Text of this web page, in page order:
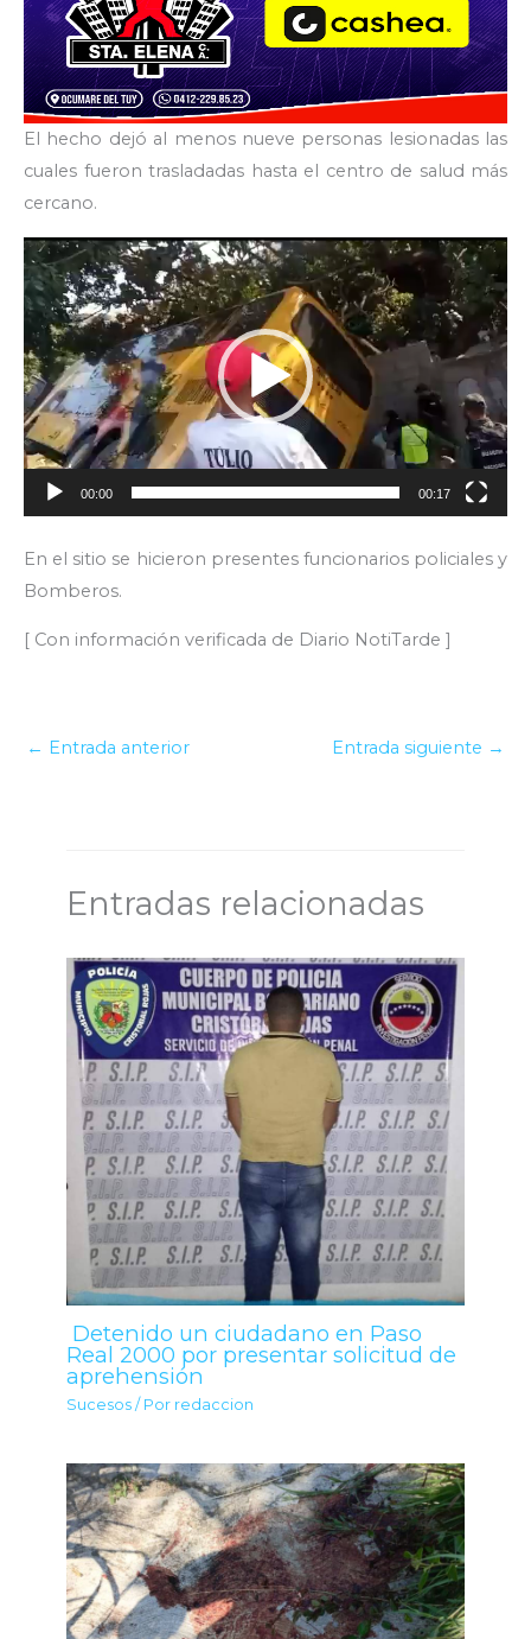
El hecho dejó al menos nueve personas lesionadas las
cuales fueron trasladadas hasta el centro de salud más
cercano.
Reproductor
de
video
00:00 00:17
En el sitio se hicieron presentes funcionarios policiales y
Bomberos.
[ Con información verificada de Diario NotiTarde ]
← Entrada anterior Entrada siguiente →
Entradas relacionadas
Detenido un ciudadano en Paso
Real 2000 por presentar solicitud de
aprehensión
Sucesos / Por redaccion